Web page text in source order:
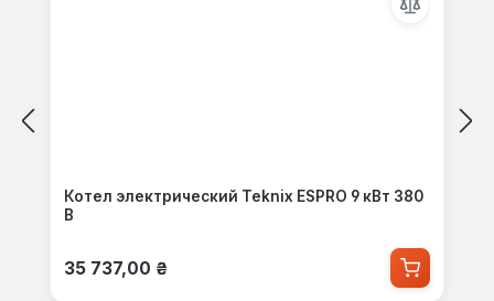
Котел электрический Teknix ESPRO 9 кВт 380
В
Обычная цена:
35 737,00 ₴